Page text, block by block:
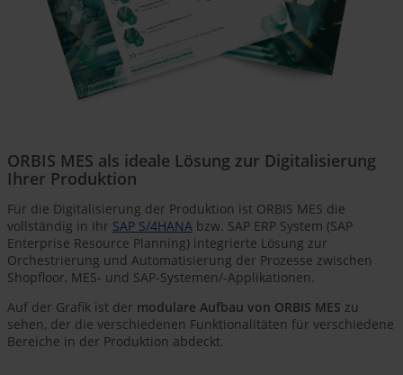
ORBIS MES als ideale Lösung zur Digitalisierung
Ihrer Produktion
Für die Digitalisierung der Produktion ist ORBIS MES die
vollständig in Ihr SAP S/4HANA bzw. SAP ERP System (SAP
Enterprise Resource Planning) integrierte Lösung zur
Orchestrierung und Automatisierung der Prozesse zwischen
Shopfloor, MES- und SAP-Systemen/-Applikationen.
Auf der Grafik ist der modulare Aufbau von ORBIS MES zu
sehen, der die verschiedenen Funktionalitäten für verschiedene
Bereiche in der Produktion abdeckt.